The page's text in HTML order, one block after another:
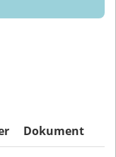
Dokument